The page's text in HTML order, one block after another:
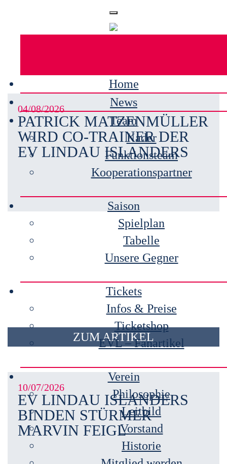
Home
News
Team
Kader
Funktionsteam
Kooperationspartner
Saison
Spielplan
Tabelle
Unsere Gegner
Tickets
Infos & Preise
Ticketshop
EVL – Fanartikel
Verein
Philosophie
Leitbild
Vorstand
Historie
04/08/2026
PATRICK MATZENMÜLLER
WIRD CO-TRAINER DER
EV LINDAU ISLANDERS
ZUM ARTIKEL
10/07/2026
EV LINDAU ISLANDERS
BINDEN STÜRMER
MARVIN FEIGL